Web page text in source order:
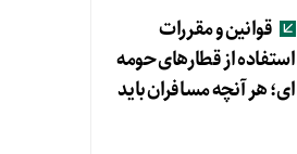
قوانین و مقررات
استفاده از قطارهای حومه
ای؛ هر آنچه مسافران باید